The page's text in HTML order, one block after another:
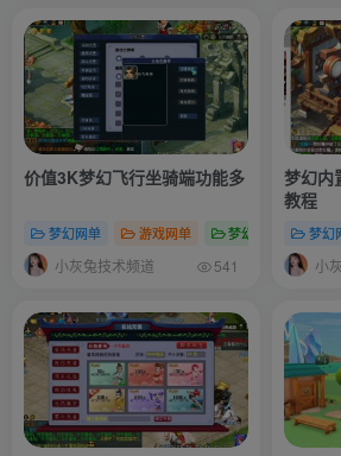
价值3K梦幻飞行坐骑端功能多
梦幻网单 游戏网单 梦幻专区
小灰兔技术频道 541
梦幻内
教程
梦幻
小